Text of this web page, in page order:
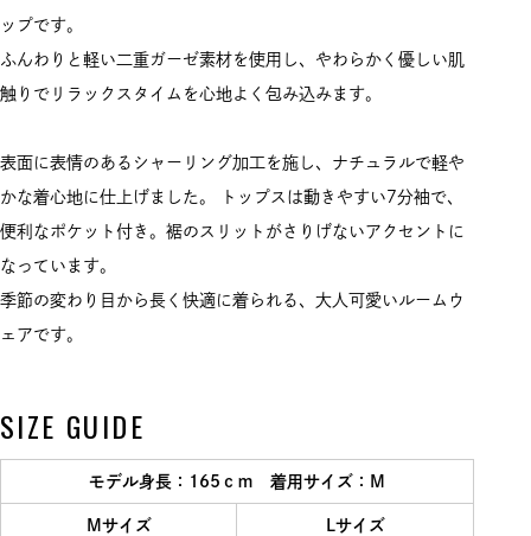
ップです。
ふんわりと軽い二重ガーゼ素材を使用し、やわらかく優しい肌
触りでリラックスタイムを心地よく包み込みます。
表面に表情のあるシャーリング加工を施し、ナチュラルで軽や
かな着心地に仕上げました。 トップスは動きやすい7分袖で、
便利なポケット付き。裾のスリットがさりげないアクセントに
なっています。
季節の変わり目から長く快適に着られる、大人可愛いルームウ
ェアです。
SIZE GUIDE
モデル身長：165ｃｍ 着用サイズ：M
Mサイズ Lサイズ